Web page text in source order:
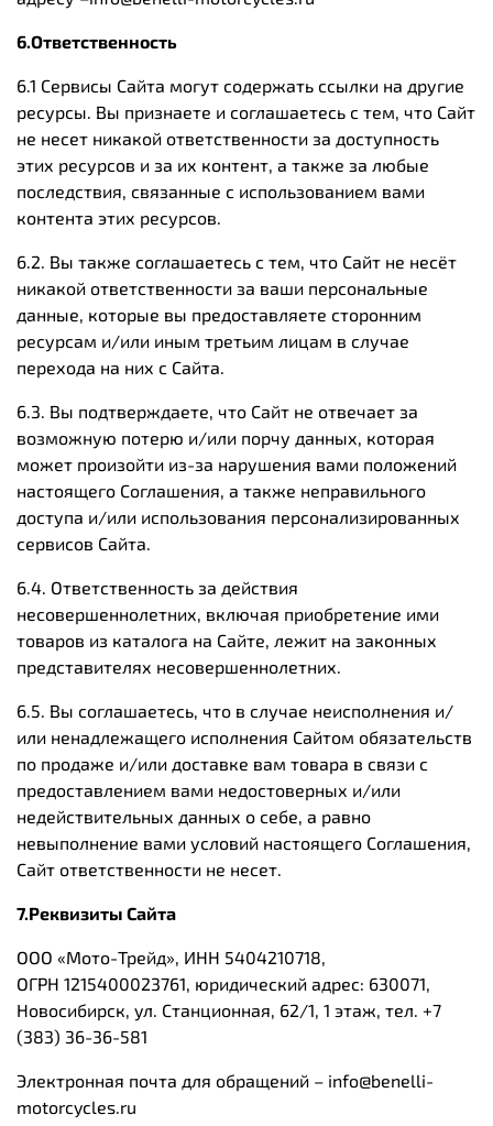
6.Ответственность
6.1 Сервисы Сайта могут содержать ссылки на другие
ресурсы. Вы признаете и соглашаетесь с тем, что Сайт
не несет никакой ответственности за доступность
этих ресурсов и за их контент, а также за любые
последствия, связанные с использованием вами
контента этих ресурсов.
6.2. Вы также соглашаетесь с тем, что Сайт не несёт
никакой ответственности за ваши персональные
данные, которые вы предоставляете сторонним
ресурсам и/или иным третьим лицам в случае
перехода на них с Сайта.
6.3. Вы подтверждаете, что Сайт не отвечает за
возможную потерю и/или порчу данных, которая
может произойти из-за нарушения вами положений
настоящего Соглашения, а также неправильного
доступа и/или использования персонализированных
сервисов Сайта.
6.4. Ответственность за действия
несовершеннолетних, включая приобретение ими
товаров из каталога на Сайте, лежит на законных
представителях несовершеннолетних.
6.5. Вы соглашаетесь, что в случае неисполнения и/
или ненадлежащего исполнения Сайтом обязательств
по продаже и/или доставке вам товара в связи с
предоставлением вами недостоверных и/или
недействительных данных о себе, а равно
невыполнение вами условий настоящего Соглашения,
Сайт ответственности не несет.
7.Реквизиты Сайта
ООО «Мото-Трейд», ИНН 5404210718,
ОГРН 1215400023761, юридический адрес: 630071,
Новосибирск, ул. Станционная, 62/1, 1 этаж, тел. +7
(383) 36-36-581
Электронная почта для обращений – info@benelli-
motorcycles.ru